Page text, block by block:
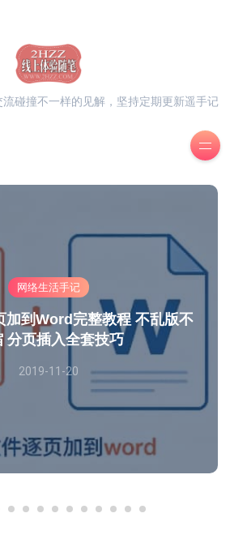
碰撞不一样的见解，坚持定期更新遥手记
网络生活手记
加到Word完整教程 不乱版不
分页插入全套技巧
2019-11-20